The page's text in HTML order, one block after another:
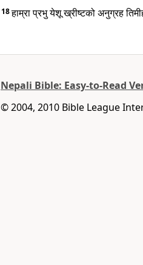
18हाम्रा प्रभु येशू ख्रीष्टको अनुग्रह
Nepali Bible: Easy-to-Read
© 2004, 2010 Bible League